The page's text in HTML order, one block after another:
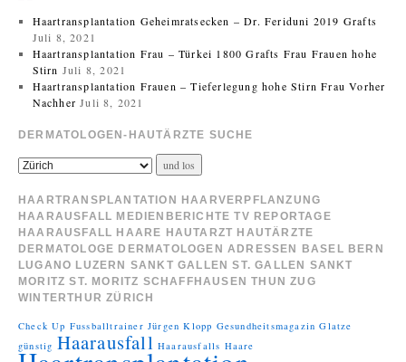
Haartransplantation Geheimratsecken – Dr. Feriduni 2019 Grafts
Juli 8, 2021
Haartransplantation Frau – Türkei 1800 Grafts Frau Frauen hohe
Stirn Juli 8, 2021
Haartransplantation Frauen – Tieferlegung hohe Stirn Frau Vorher
Nachher Juli 8, 2021
DERMATOLOGEN-HAUTÄRZTE SUCHE
HAARTRANSPLANTATION HAARVERPFLANZUNG
HAARAUSFALL MEDIENBERICHTE TV REPORTAGE
HAARAUSFALL HAARE HAUTARZT HAUTÄRZTE
DERMATOLOGE DERMATOLOGEN ADRESSEN BASEL BERN
LUGANO LUZERN SANKT GALLEN ST. GALLEN SANKT
MORITZ ST. MORITZ SCHAFFHAUSEN THUN ZUG
WINTERTHUR ZÜRICH
Check Up Fussballtrainer Jürgen Klopp Gesundheitsmagazin Glatze
günstig Haarausfall Haarausfalls Haare